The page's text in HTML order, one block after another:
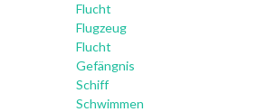
Flucht
Flugzeug
Flucht
Gefängnis
Schiff
Schwimmen